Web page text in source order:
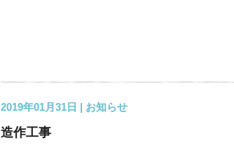
2019年01月31日 | お知らせ
造作工事